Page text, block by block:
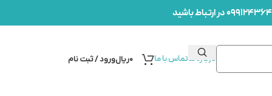
درباره ماتماس با ما ۰ریالورود / ثبت نام